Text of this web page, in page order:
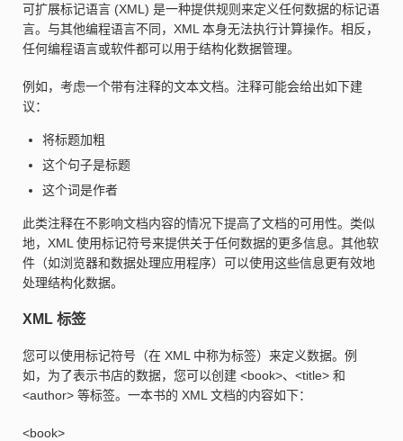
可扩展标记语言 (XML) 是一种提供规则来定义任何数据的标记语
言。与其他编程语言不同，XML 本身无法执行计算操作。相反，
任何编程语言或软件都可以用于结构化数据管理。
例如，考虑一个带有注释的文本文档。注释可能会给出如下建
议：
将标题加粗
这个句子是标题
这个词是作者
此类注释在不影响文档内容的情况下提高了文档的可用性。类似
地，XML 使用标记符号来提供关于任何数据的更多信息。其他软
件（如浏览器和数据处理应用程序）可以使用这些信息更有效地
处理结构化数据。
XML 标签
您可以使用标记符号（在 XML 中称为标签）来定义数据。例
如，为了表示书店的数据，您可以创建 <book>、<title> 和
<author> 等标签。一本书的 XML 文档的内容如下：
<book>